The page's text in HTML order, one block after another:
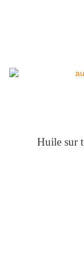
Huile sur